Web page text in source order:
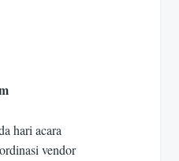
hari acara
vendor